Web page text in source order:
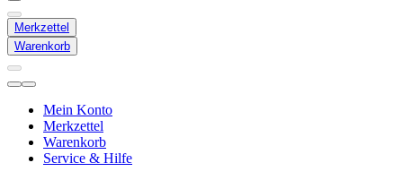
Merkzettel
Warenkorb
Mein Konto
Merkzettel
Warenkorb
Service & Hilfe